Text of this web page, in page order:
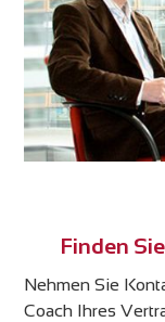
Finden
Nehmen Sie
Coach Ihres